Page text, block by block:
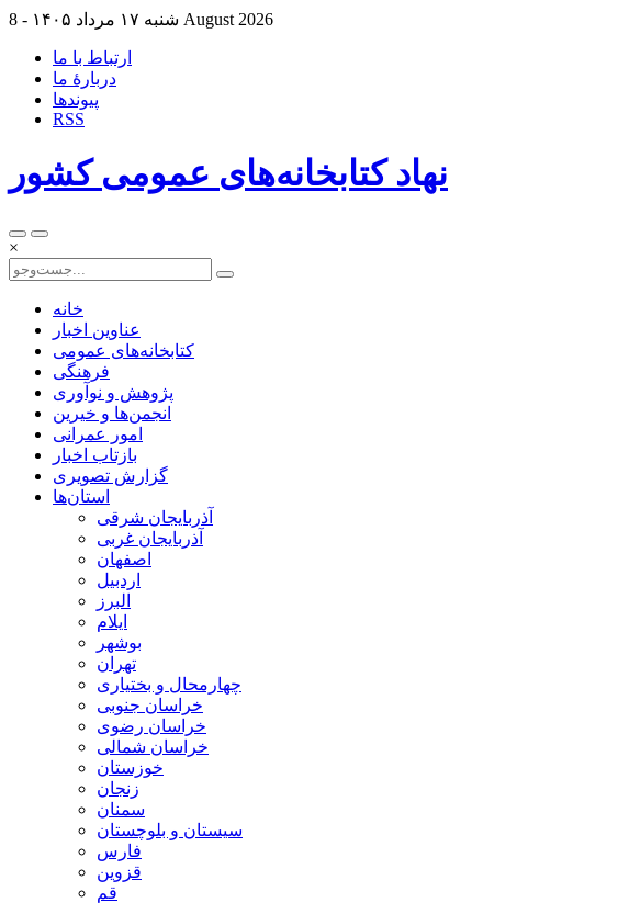
شنبه ۱۷ مرداد ۱۴۰۵ - 8 August 2026
ارتباط با ما
دربارهٔ ما
پيوندها
RSS
نهاد کتابخانه‌های عمومی کشور
×
خانه
عناوین اخبار
کتابخانه‌های عمومی
فرهنگی
پژوهش و نوآوری
انجمن‌ها و خیرین
امور عمرانی
بازتاب اخبار
گزارش تصویری
استان‌ها
آذربايجان شرقی
آذربایجان غربی
اصفهان
اردبيل
البرز
ايلام
بوشهر
تهران
چهارمحال و بختياری
خراسان جنوبی
خراسان رضوی
خراسان شمالی
خوزستان
زنجان
سمنان
سيستان و بلوچستان
فارس
قزوين
قم